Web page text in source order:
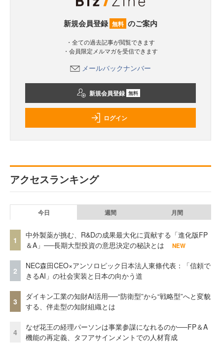
新規会員登録 無料 のご案内
・全ての過去記事が閲覧できます
・会員限定メルマガを受信できます
メールバックナンバー
新規会員登録 無料
ログイン
アクセスランキング
今日 週間 月間
1
中外製薬が挑む、R&Dの成果最大化に貢献する「進化版FP
＆A」──長期大型投資の意思決定の秘訣とは
NEW
2
NEC森田CEO×アンソロピック日本法人東條代表：「信頼で
きるAI」の社会実装と日本の向かう道
3
ダイキン工業の知財AI活用──“防衛型”から“戦略型”へと変貌
する、伴走型の知財組織とは
4
なぜ花王の経理パーソンは事業参謀になれるのか──FP＆A
機能の再定義、タフアサインメントでの人材育成